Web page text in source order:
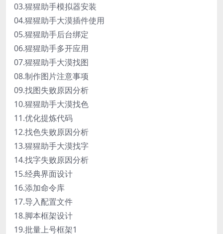
03.猩猩助手模拟器安装
04.猩猩助手大漠插件使用
05.猩猩助手后台绑定
06.猩猩助手多开应用
07.猩猩助手大漠找图
08.制作图片注意事项
09.找图失败原因分析
10.猩猩助手大漠找色
11.优化提炼代码
12.找色失败原因分析
13.猩猩助手大漠找字
14.找字失败原因分析
15.经典界面设计
16.添加命令库
17.导入配置文件
18.脚本框架设计
19.批量上号框架1